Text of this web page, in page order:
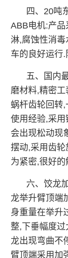
四、20吨
ABB电机:产
淋,腐蚀性消
车的良好运行
五、国内
磨材料,精密
蜗杆齿轮回转
使用经验,采
会出现松动现
摆动,采用齿
为紧密,很好
六、饺龙
龙举升臂顶端
身重量在举升
整,下垂幅度
龙出现弯曲不
臂顶端采用加